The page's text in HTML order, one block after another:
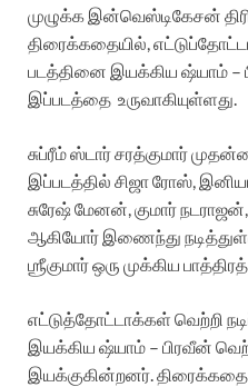
முழுக்க இன்வெஸ்டிகேசன்
திரைக்கதையில்,
படத்தினை இயக்கிய ஷ்யாம் –
இப்படத்தை உருவாகியுள்ளது.
சுப்ரீம் ஸ்டார் சரத்குமார்
இப்படத்தில் சிஜா ரோஸ்,
சுரேஷ் மேனன், குமார் நடராஜன்,
ஆகியோர் இணைந்து
ஶ்ரீகுமார் ஒரு முக்கிய
எட்டுத்தோட்டாக்கள் வெற்றி
இயக்கிய ஷ்யாம் – பிரவீன்
இயக்குகின்றனர்.